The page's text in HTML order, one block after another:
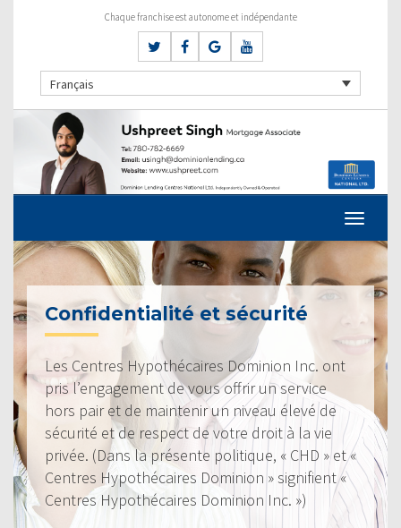
Chaque franchise est autonome et indépendante
Français
Confidentialité et sécurité
Les Centres Hypothécaires Dominion Inc. ont
pris l’engagement de vous offrir un service
hors pair et de maintenir un niveau élevé de
sécurité et de respect de votre droit à la vie
privée. (Dans la présente politique, « CHD » et «
Centres Hypothécaires Dominion » signifient «
Centres Hypothécaires Dominion Inc. »)